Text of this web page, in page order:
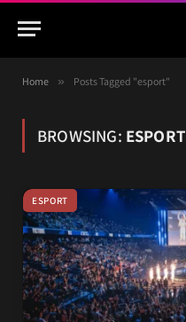
Home » Posts Tagged "esport"
BROWSING: ESPORT
ESPORT